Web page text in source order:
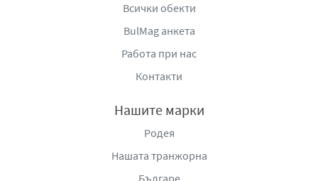
Всички обекти
BulMag анкета
Работа при нас
Контакти
Нашите марки
Родея
Нашата транжорна